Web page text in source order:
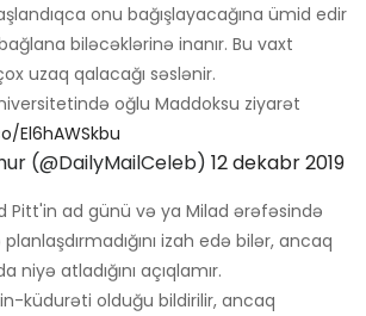
onu bağışlayacağına ümid edir
biləcəklərinə inanır. Bu vaxt
uzaq qalacağı səslənir.
oğlu Maddoksu ziyarət
El6hAWSkbu
(@DailyMailCeleb) 12 dekabr 2019
Pitt'in ad günü və ya Milad ərəfəsində
izah edə bilər, ancaq
niyə atladığını açıqlamır.
küdurəti olduğu bildirilir, ancaq